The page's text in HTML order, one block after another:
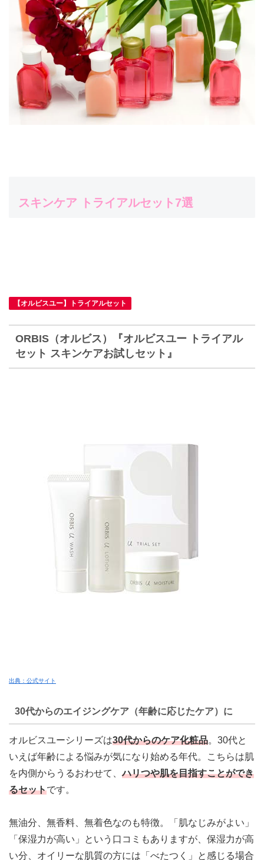
スキンケア トライアルセット7選
【オルビスユー】トライアルセット
ORBIS（オルビス）『オルビスユー トライアル
セット スキンケアお試しセット』
出典：公式サイト
30代からのエイジングケア（年齢に応じたケア）に
オルビスユーシリーズは30代からのケア化粧品。 30代と
いえば年齢による悩みが気になり始める年代。こちらは肌
を内側からうるおわせて、ハリつや肌を目指すことができ
るセットです。
無油分、無香料、無着色なのも特徴。「肌なじみがよい」
「保湿力が高い」という口コミもありますが、保湿力が高
い分、オイリーな肌質の方には「べたつく」と感じる場合